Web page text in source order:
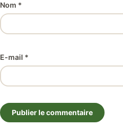
Nom *
E-mail *
Publier le commentaire